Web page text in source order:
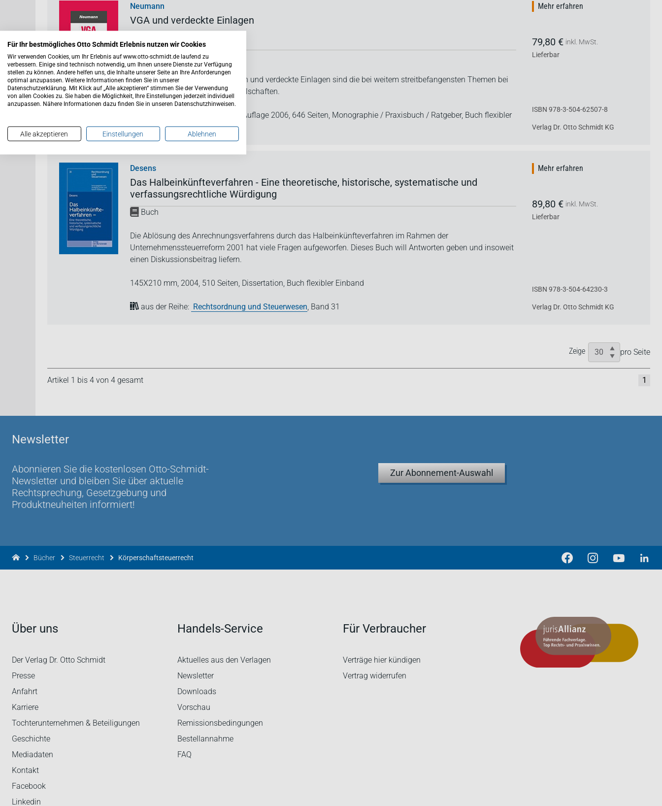
Neumann
VGA und verdeckte Einlagen
Buch
Verdeckte Gewinnausschüttungen und verdeckte Einlagen sind die bei weitem streitbefangensten Themen bei
der Besteuerung von Kapitalgesellschaften.
2. neubearbeitete Auflage 2006, 646 Seiten, Monographie / Praxisbuch / Ratgeber, Buch flexibler
Einband
Mehr erfahren
79,80 € inkl. MwSt.
Lieferbar
ISBN 978-3-504-62507-8
Verlag Dr. Otto Schmidt KG
Desens
Das Halbeinkünfteverfahren - Eine theoretische, historische, systematische und
verfassungsrechtliche Würdigung
Buch
Die Ablösung des Anrechnungsverfahrens durch das Halbeinkünfteverfahren im Rahmen der
Unternehmenssteuerreform 2001 hat viele Fragen aufgeworfen. Dieses Buch will Antworten geben und insoweit
einen Diskussionsbeitrag liefern.
145X210 mm, 2004, 510 Seiten, Dissertation, Buch flexibler Einband
aus der Reihe: Rechtsordnung und Steuerwesen Band 31
Mehr erfahren
89,80 € inkl. MwSt.
Lieferbar
ISBN 978-3-504-64230-3
Verlag Dr. Otto Schmidt KG
Zeige pro Seite
Artikel 1 bis 4 von 4 gesamt 1
Newsletter
Abonnieren Sie die kostenlosen Otto-Schmidt-
Newsletter und bleiben Sie über aktuelle
Rechtsprechung, Gesetzgebung und
Produktneuheiten informiert!
Zur Abonnement-Auswahl
Bücher Steuerrecht Körperschaftsteuerrecht
Über uns
Der Verlag Dr. Otto Schmidt
Presse
Anfahrt
Karriere
Tochterunternehmen & Beteiligungen
Geschichte
Mediadaten
Kontakt
Facebook
Linkedin
Handels-Service
Aktuelles aus den Verlagen
Newsletter
Downloads
Vorschau
Remissionsbedingungen
Bestellannahme
FAQ
Für Verbraucher
Verträge hier kündigen
Vertrag widerrufen
Für Ihr bestmögliches Otto Schmidt Erlebnis nutzen wir Cookies
Wir verwenden Cookies, um Ihr Erlebnis auf www.otto-schmidt.de laufend zu
verbessern. Einige sind technisch notwendig, um Ihnen unsere Dienste zur Verfügung
stellen zu können. Andere helfen uns, die Inhalte unserer Seite an Ihre Anforderungen
optimal anzupassen. Weitere Informationen finden Sie in unserer
Datenschutzerklärung. Mit Klick auf „Alle akzeptieren“ stimmen Sie der Verwendung
von allen Cookies zu. Sie haben die Möglichkeit, Ihre Einstellungen jederzeit individuell
anzupassen. Nähere Informationen dazu finden Sie in unseren Datenschutzhinweisen.
Alle akzeptieren Einstellungen Ablehnen